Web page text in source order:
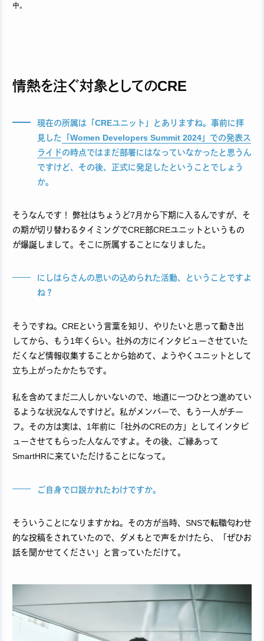
中。
情熱を注ぐ対象としてのCRE
現在の所属は「CREユニット」とありますね。事前に拝
見した 「Women Developers Summit 2024」での発表ス
ライドの時点ではまだ部署にはなっていなかったと思うん
ですけど、その後、正式に発足したということでしょう
か。
そうなんです！ 弊社はちょうど7月から下期に入るんですが、そ
の期が切り替わるタイミングでCRE部CREユニットというもの
が爆誕しまして。そこに所属することになりました。
にしはらさんの思いの込められた活動、ということですよ
ね？
そうですね。CREという言葉を知り、やりたいと思って動き出
してから、もう1年くらい。社外の方にインタビューさせていた
だくなど情報収集することから始めて、ようやくユニットとして
立ち上がったかたちです。
私を含めてまだ二人しかいないので、地道に一つひとつ進めてい
るような状況なんですけど。私がメンバーで、もう一人がチー
フ。その方は実は、1年前に「社外のCREの方」としてインタビ
ューさせてもらった人なんですよ。その後、ご縁あって
SmartHRに来ていただけることになって。
ご自身で口説かれたわけですか。
そういうことになりますかね。その方が当時、SNSで転職匂わせ
的な投稿をされていたので、ダメもとで声をかけたら、「ぜひお
話を聞かせてください」と言っていただけて。